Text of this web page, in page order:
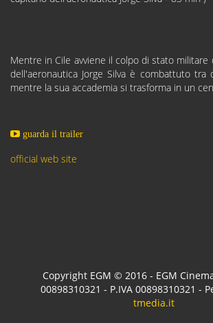
Mentre in Cile avviene il colpo di stato militare
dell'aeronautica Jorge Silva è combattuto tra
mentre la sua accademia si trasforma in un
guarda il trailer
official web site
Copyright EGM © 2016 - EGM
00898310321 - P.IVA 00898310321 -
tmedia.it